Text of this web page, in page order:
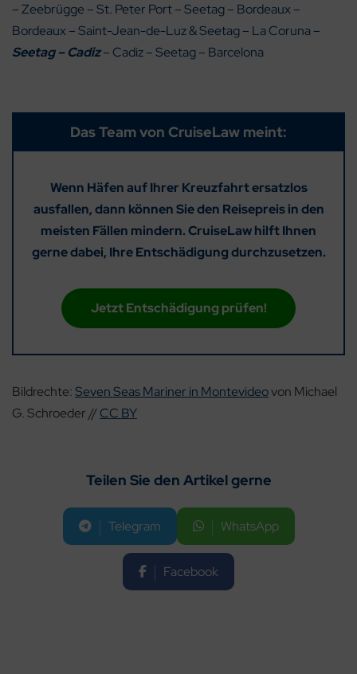
– Zeebrügge – St. Peter Port – Seetag – Bordeaux –
Bordeaux – Saint-Jean-de-Luz & Seetag – La Coruna –
Seetag – Cadiz– Cadiz – Seetag – Barcelona
Das Team von CruiseLaw meint:
Wenn Häfen auf Ihrer Kreuzfahrt ersatzlos
ausfallen, dann können Sie den Reisepreis in den
meisten Fällen mindern. CruiseLaw hilft Ihnen
gerne dabei, Ihre Entschädigung durchzusetzen.
Jetzt Entschädigung prüfen!
Bildrechte:Seven Seas Mariner in Montevideovon Michael
G. Schroeder //CC BY
Teilen Sie den Artikel gerne
Telegram WhatsApp
Facebook